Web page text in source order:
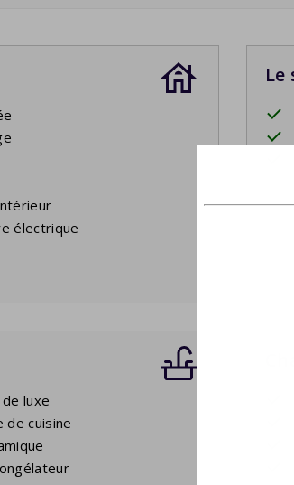
électrique
Le
luxe
de cuisine